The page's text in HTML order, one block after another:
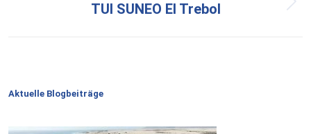
Nächster
TUI SUNEO El Trebol
Aktuelle Blogbeiträge